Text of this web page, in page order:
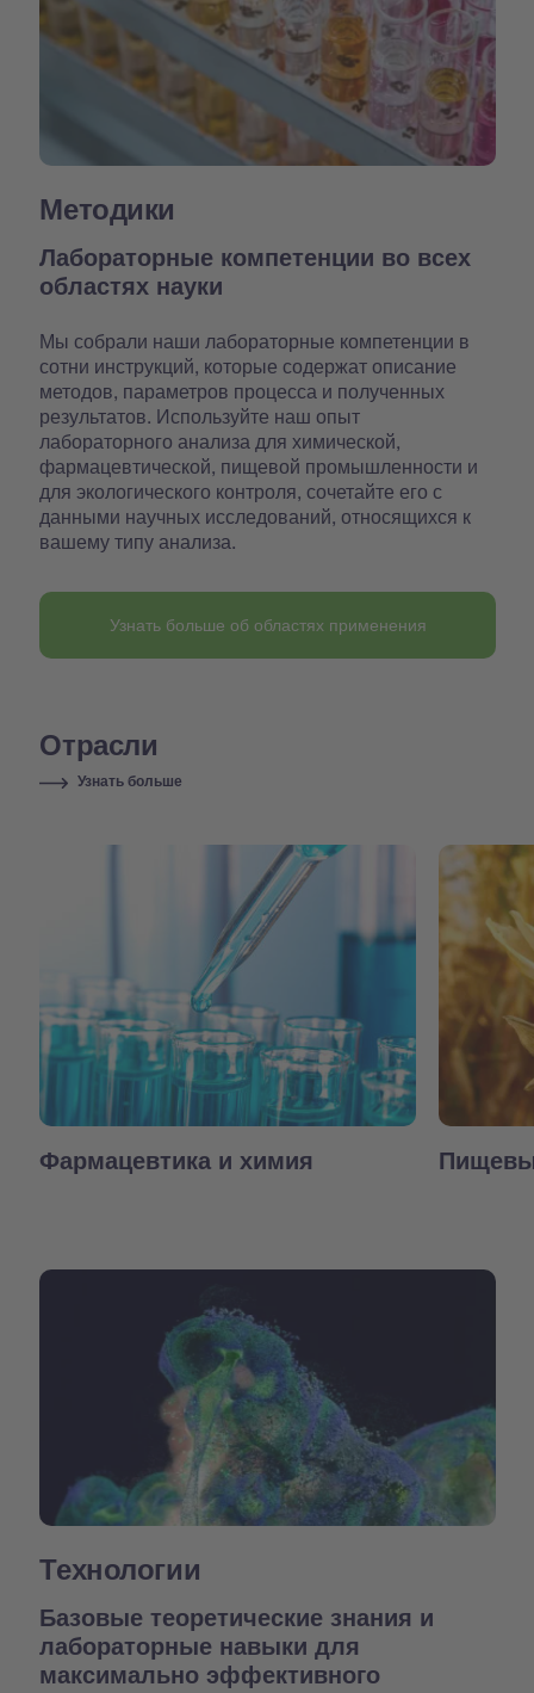
Методики
Лабораторные компетенции во всех
областях науки
Мы собрали наши лабораторные компетенции в
сотни инструкций, которые содержат описание
методов, параметров процесса и полученных
результатов. Используйте наш опыт
лабораторного анализа для химической,
фармацевтической, пищевой промышленности и
для экологического контроля, сочетайте его с
данными научных исследований, относящихся к
вашему типу анализа.
Узнать больше об областях применения
Отрасли
Узнать больше
Фармацевтика и химия
Технологии
Базовые теоретические знания и
лабораторные навыки для
максимально эффективного